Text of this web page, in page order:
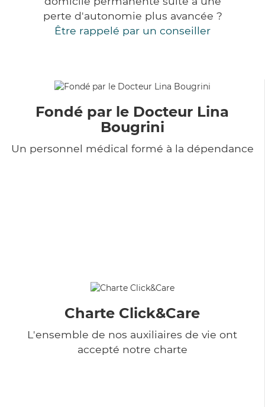
perte d'autonomie plus avancée ?
Être rappelé par un conseiller
Fondé par le Docteur Lina
Bougrini
Un personnel médical formé à la dépendance
Charte Click&Care
L'ensemble de nos auxiliaires de vie ont
accepté notre charte